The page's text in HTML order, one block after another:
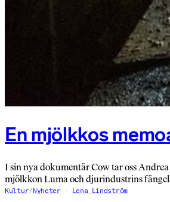
En mjölkkos
I sin nya dokumentär Cow tar oss
mjölkkon Luma och djur­industrins
Kultur/Nyheter Lena Lindström